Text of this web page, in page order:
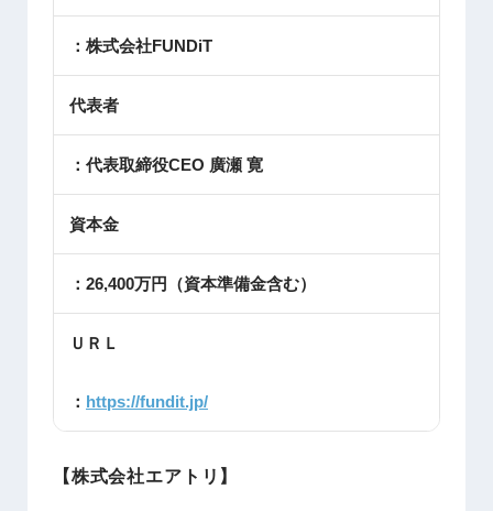
：株式会社FUNDiT
代表者
：代表取締役CEO 廣瀬 寛
資本金
：26,400万円（資本準備金含む）
ＵＲＬ
： https://fundit.jp/
【株式会社エアトリ】